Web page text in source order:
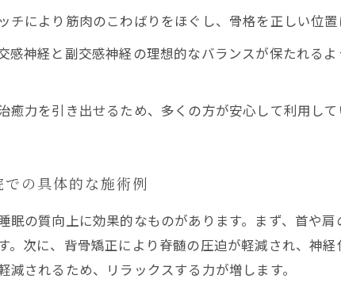
により筋肉のこわばりをほぐし、骨格を正しい位置
感神経と副交感神経の理想的なバランスが保たれる
力を引き出せるため、多くの方が安心して利用して
の具体的な施術例
眠の質向上に効果的なものがあります。まず、首や
。次に、背骨矯正により脊髄の圧迫が軽減され、神
されるため、リラックスする力が増します。